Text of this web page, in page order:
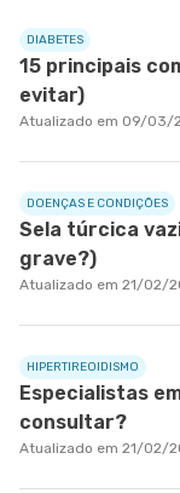
DIABETES
15 principais
evitar)
Atualizado em 09/03/
DOENÇAS E CONDIÇÕES
Sela túrcica
grave?)
Atualizado em 21/02/
HIPERTIREOIDISMO
Especialistas
consultar?
Atualizado em 21/02/